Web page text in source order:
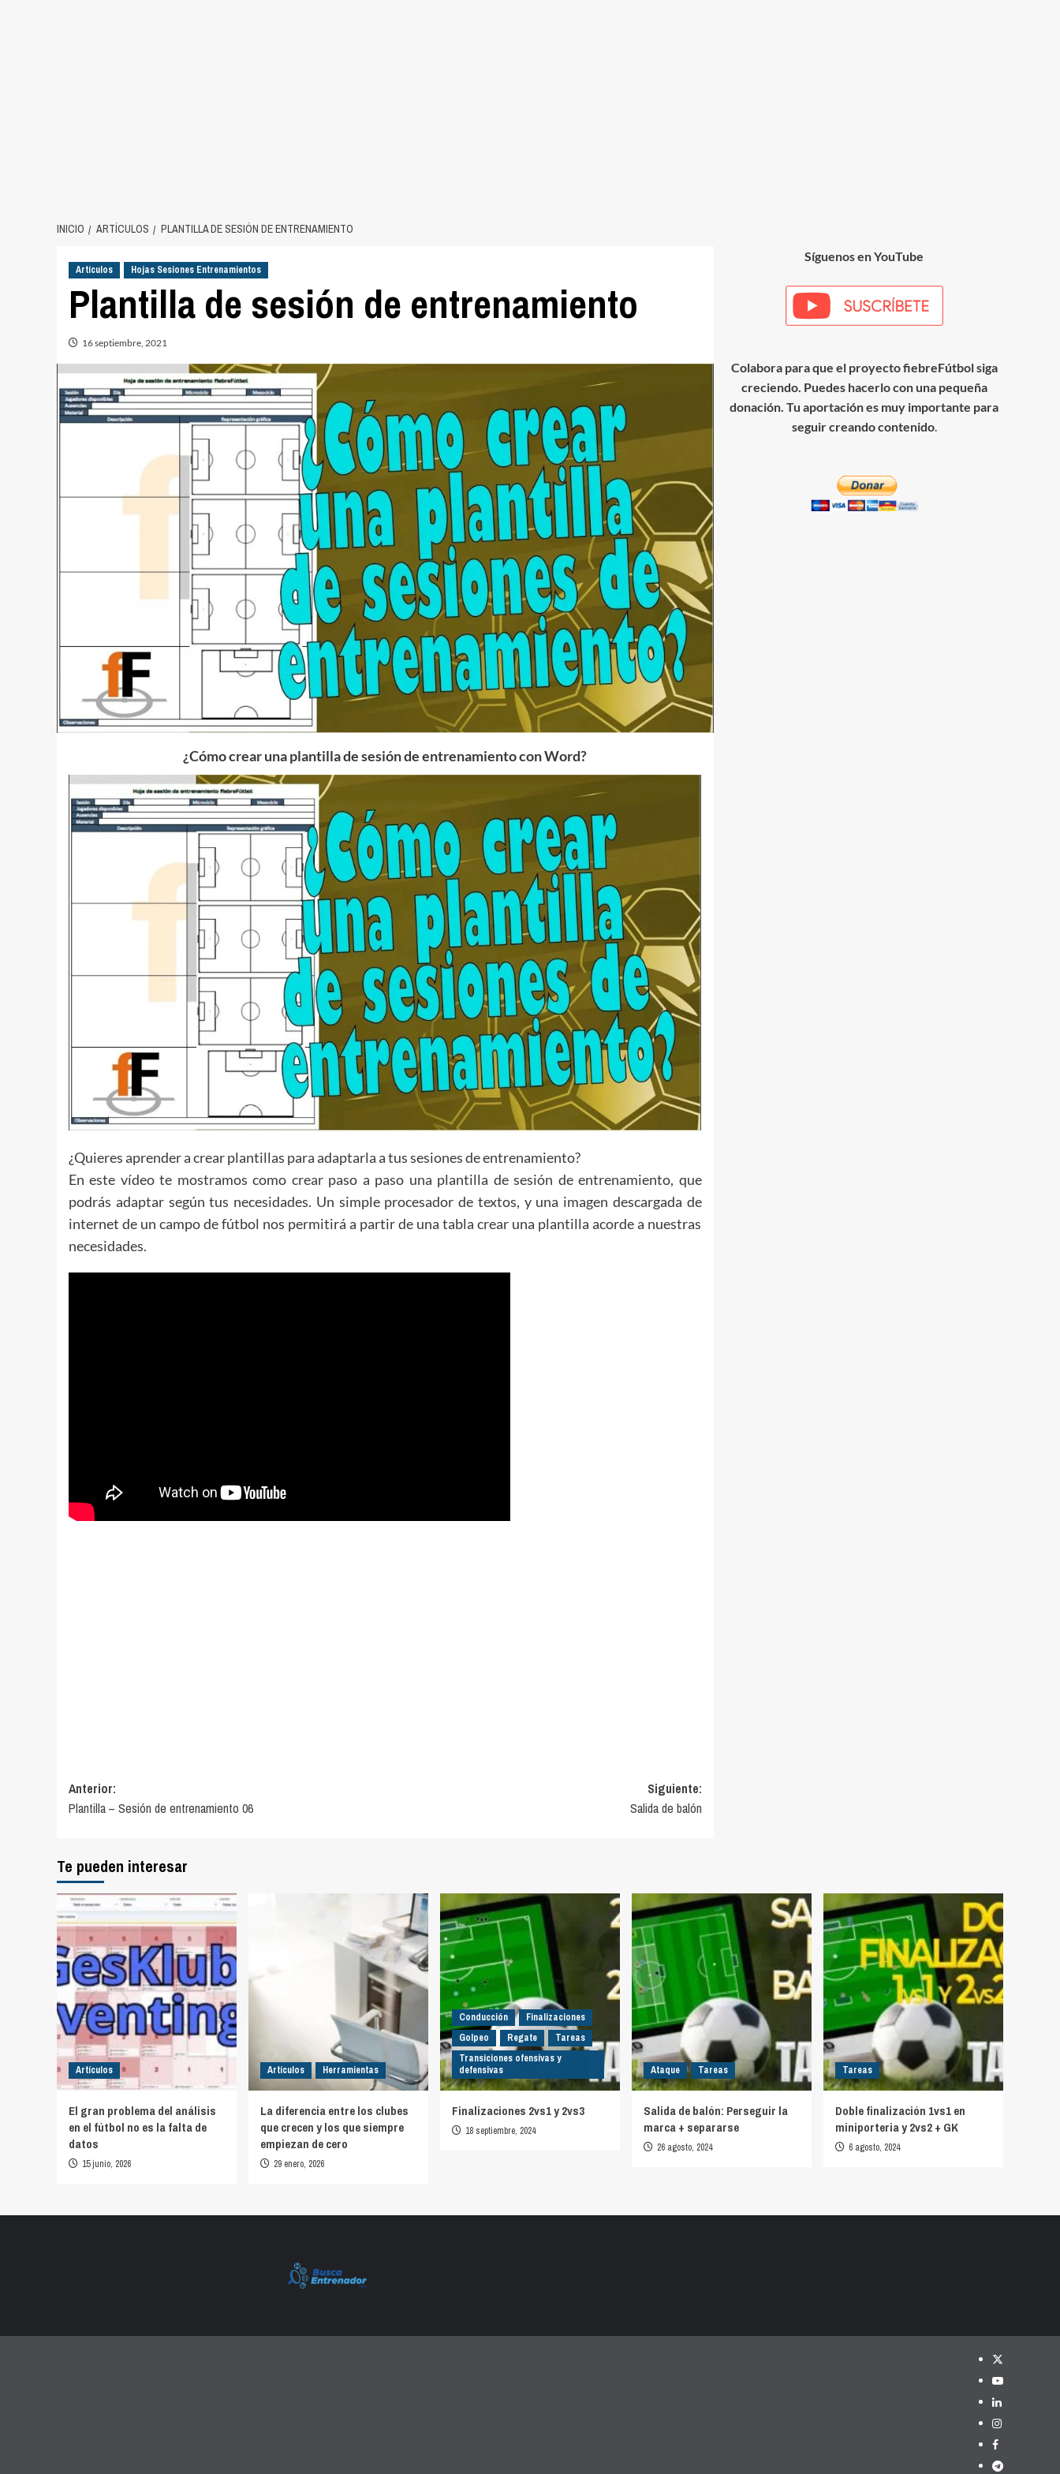
INICIO ARTÍCULOS PLANTILLA DE SESIÓN DE ENTRENAMIENTO
Artículos Hojas Sesiones Entrenamientos
Plantilla de sesión de entrenamiento
16 septiembre, 2021
¿Cómo crear una plantilla de sesión de entrenamiento con Word?
¿Quieres aprender a crear plantillas para adaptarla a tus sesiones de entrenamiento?
En este vídeo te mostramos como crear paso a paso una plantilla de sesión de entrenamiento, que
podrás adaptar según tus necesidades. Un simple procesador de textos, y una imagen descargada de
internet de un campo de fútbol nos permitirá a partir de una tabla crear una plantilla acorde a nuestras
necesidades.
Navegación
de
Anterior:
Plantilla – Sesión de entrenamiento 06
Siguiente:
Salida de balón
Síguenos en YouTube
Colabora para que el proyecto fiebreFútbol siga
creciendo. Puedes hacerlo con una pequeña
donación. Tu aportación es muy importante para
seguir creando contenido.
Te pueden interesar
Artículos
El gran problema del análisis
en el fútbol no es la falta de
datos
15 junio, 2026
Artículos Herramientas
La diferencia entre los clubes
que crecen y los que siempre
empiezan de cero
29 enero, 2026
Conducción
Finalizaciones
Golpeo
Regate
Tareas
Transiciones ofensivas y
defensivas
Finalizaciones 2vs1 y 2vs3
18 septiembre, 2024
Ataque Tareas
Salida de balón: Perseguir la
marca + separarse
26 agosto, 2024
Tareas
Doble finalización 1vs1 en
miniporteria y 2vs2 + GK
6 agosto, 2024
Twitter
YouTube
LinkedIn
Instagram
Facebook
Telegram